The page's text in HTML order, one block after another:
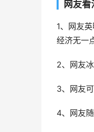
网友看
1、网友
经济无一
2、网友
3、网友
4、网友